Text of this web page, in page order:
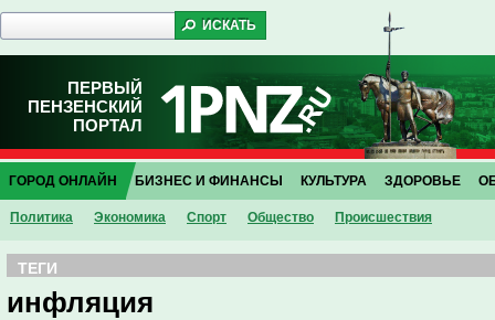
ПЕРВЫЙ
ПЕНЗЕНСКИЙ
ПОРТАЛ
ГОРОД ОНЛАЙН
Политика Экономика Спорт Общество Проиcшествия
БИЗНЕС И ФИНАНСЫ КУЛЬТУРА ЗДОРОВЬЕ
ТЕГИ
инфляция